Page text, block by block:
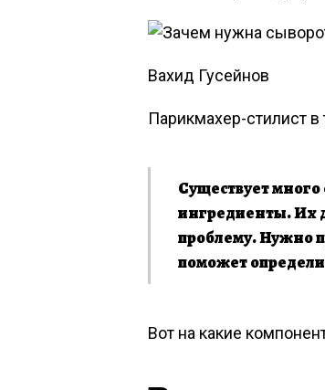
Вахид Гусейнов
Парикмахер-стилист
Существует
ингредиенты. Их
проблему. Нужно
поможет
Вот на какие